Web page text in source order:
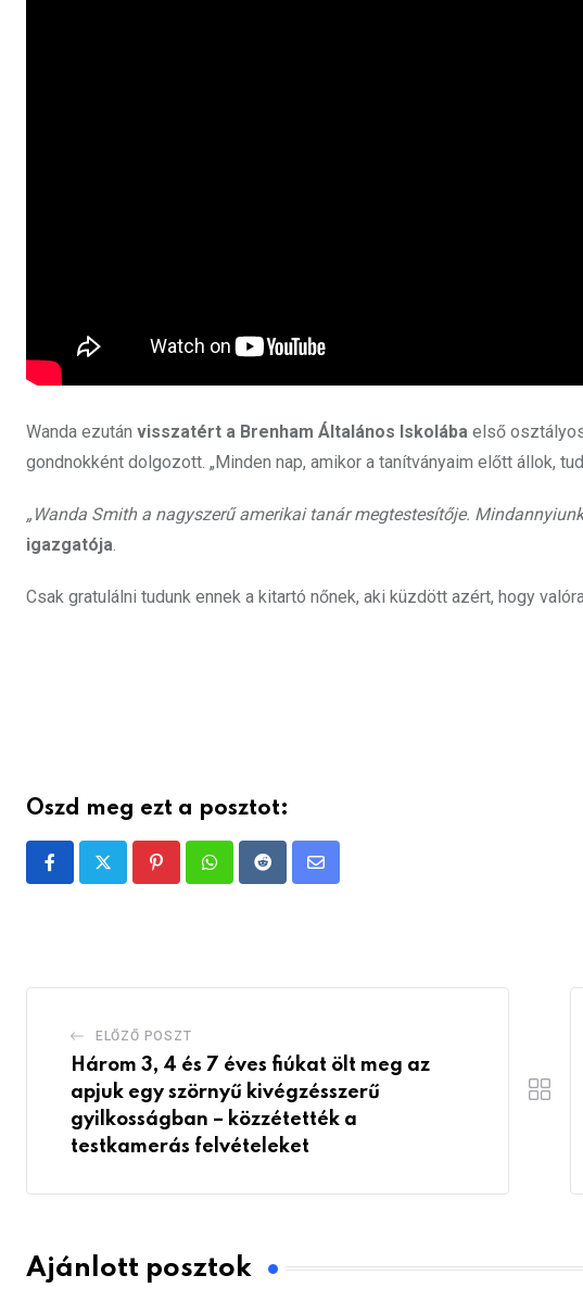
Wanda ezután visszatért a Brenham Általános Iskolába első
gondnokként dolgozott. „Minden nap, amikor a tanítványaim előtt állok,
„Wanda Smith a nagyszerű amerikai tanár megtestesítője.
igazgatója.
Csak gratulálni tudunk ennek a kitartó nőnek, aki küzdött azért, hogy
Oszd meg ezt a posztot:
PinterestWhatsappRedditShare
ELŐZŐ POSZT
Három 3, 4 és 7 éves fiúkat ölt meg az
apjuk egy szörnyű kivégzésszerű
gyilkosságban – közzétették a
testkamerás felvételeket
Ajánlott posztok